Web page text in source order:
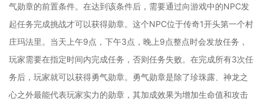
气勋章的前置条件。在达到该条件后，需要通过向游戏中的NPC发
起任务完成挑战才可以获得勋章。这个NPC位于传奇1开头第一个村
庄玛法里。当天上午9点，下午3点，晚上9点整点时会发放任务，
玩家需要在指定时间内完成任务，否则任务失败。在完成所有3次任
务后，玩家就可以获得勇气勋章。勇气勋章是除了珍珠露、神龙之
心之外最能代表玩家实力的勋章，其加成效果为增加生命值和攻击